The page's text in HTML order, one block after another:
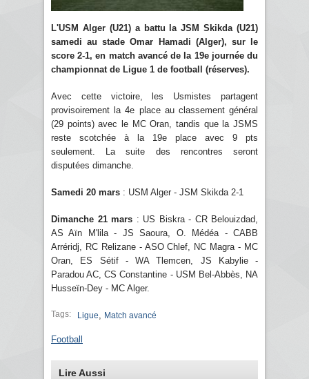
L'USM Alger (U21) a battu la JSM Skikda (U21)
samedi au stade Omar Hamadi (Alger), sur le
score 2-1, en match avancé de la 19e journée du
championnat de Ligue 1 de football (réserves).
Avec cette victoire, les Usmistes partagent
provisoirement la 4e place au classement général
(29 points) avec le MC Oran, tandis que la JSMS
reste scotchée à la 19e place avec 9 pts
seulement. La suite des rencontres seront
disputées dimanche.
Samedi 20 mars : USM Alger - JSM Skikda 2-1
Dimanche 21 mars : US Biskra - CR Belouizdad,
AS Aïn M'lila - JS Saoura, O. Médéa - CABB
Arréridj, RC Relizane - ASO Chlef, NC Magra - MC
Oran, ES Sétif - WA Tlemcen, JS Kabylie -
Paradou AC, CS Constantine - USM Bel-Abbès, NA
Husseïn-Dey - MC Alger.
Tags: Ligue Match avancé
Football
Lire Aussi